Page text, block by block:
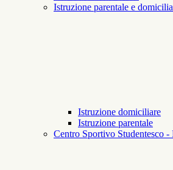
Istruzione parentale e
Istruzione domiciliare
Istruzione parentale
Centro Sportivo Studentesco